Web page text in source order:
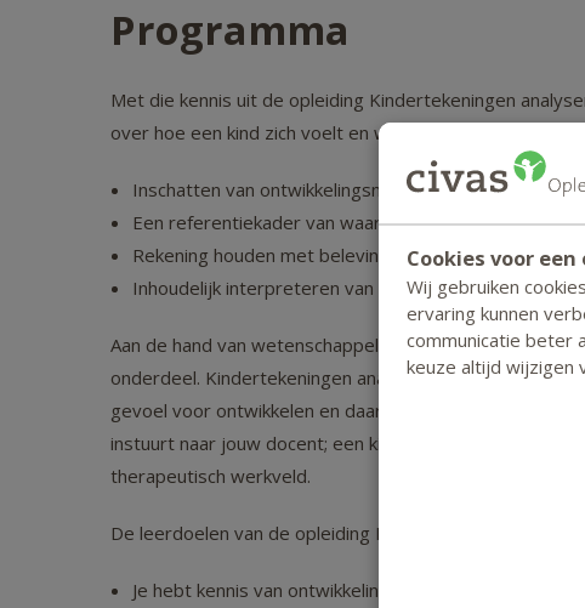
Cookies voor
Wij gebruiken
ervaring kunnen
communicatie beter
keuze altijd wijzigen
Programma
Met die kennis uit de opleiding Kindertekeningen
over hoe een kind zich voelt en waar het behoefte aan
Inschatten van ontwikkelingsniveau en tekenstijl van
Een referentiekader van waaruit je de
Rekening houden met belevingswereld en context
Inhoudelijk interpreteren van tekeningen
Aan de hand van wetenschappelijke modellen en veel
onderdeel. Kindertekeningen analyseren lukt niet alleen
gevoel voor ontwikkelen en daarvoor is ervaring
instuurt naar jouw docent; een kindertherapeut met
therapeutisch werkveld.
De leerdoelen van de opleiding Kindertekeningen
Je hebt kennis van ontwikkelingspsychologie.